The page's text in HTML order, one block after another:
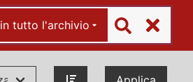
in tutto l'archivio